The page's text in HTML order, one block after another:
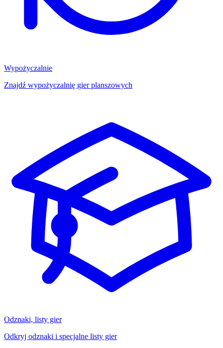
Wypożyczalnie
Znajdź wypożyczalnię gier planszowych
Odznaki, listy gier
Odkryj odznaki i specjalne listy gier